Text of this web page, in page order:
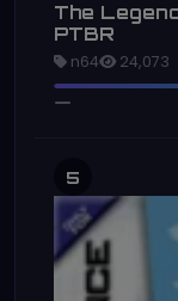
The
PTBR
n64 24,073
5